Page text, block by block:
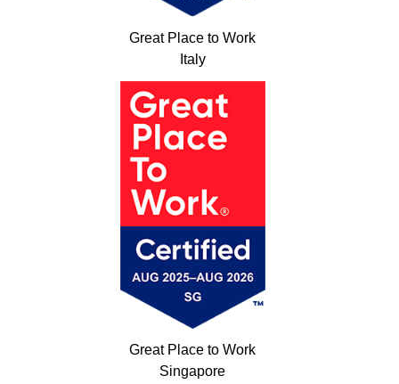
Great Place to Work
Italy
Great Place to Work
Singapore